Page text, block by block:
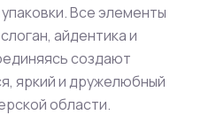
Все элементы
айдентика и
создают
яркий и дружелюбный
области.